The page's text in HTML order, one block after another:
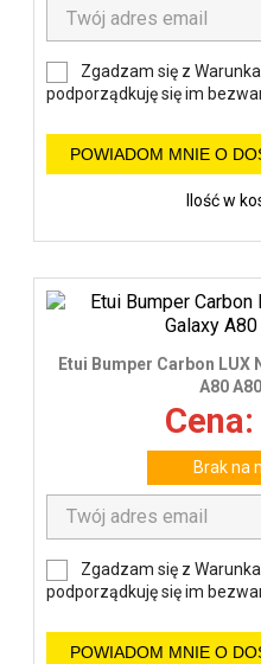
Zgadzam się z
podporządkuję się im
POWIADOM MNIE O
Ilość w
Etui Bumper Carbon LUX
A80
Brak na
Zgadzam się z
podporządkuję się im
POWIADOM MNIE O